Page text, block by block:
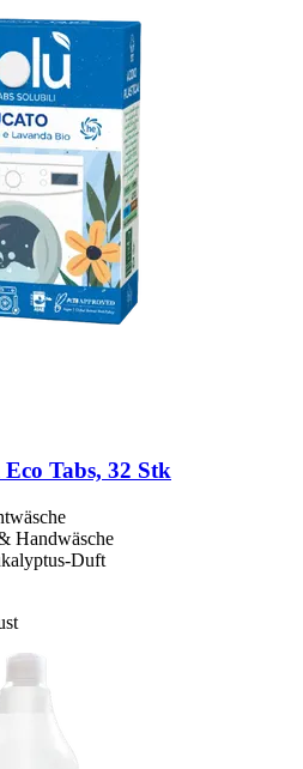
Tabs, 32 Stk
Handwäsche
Duft